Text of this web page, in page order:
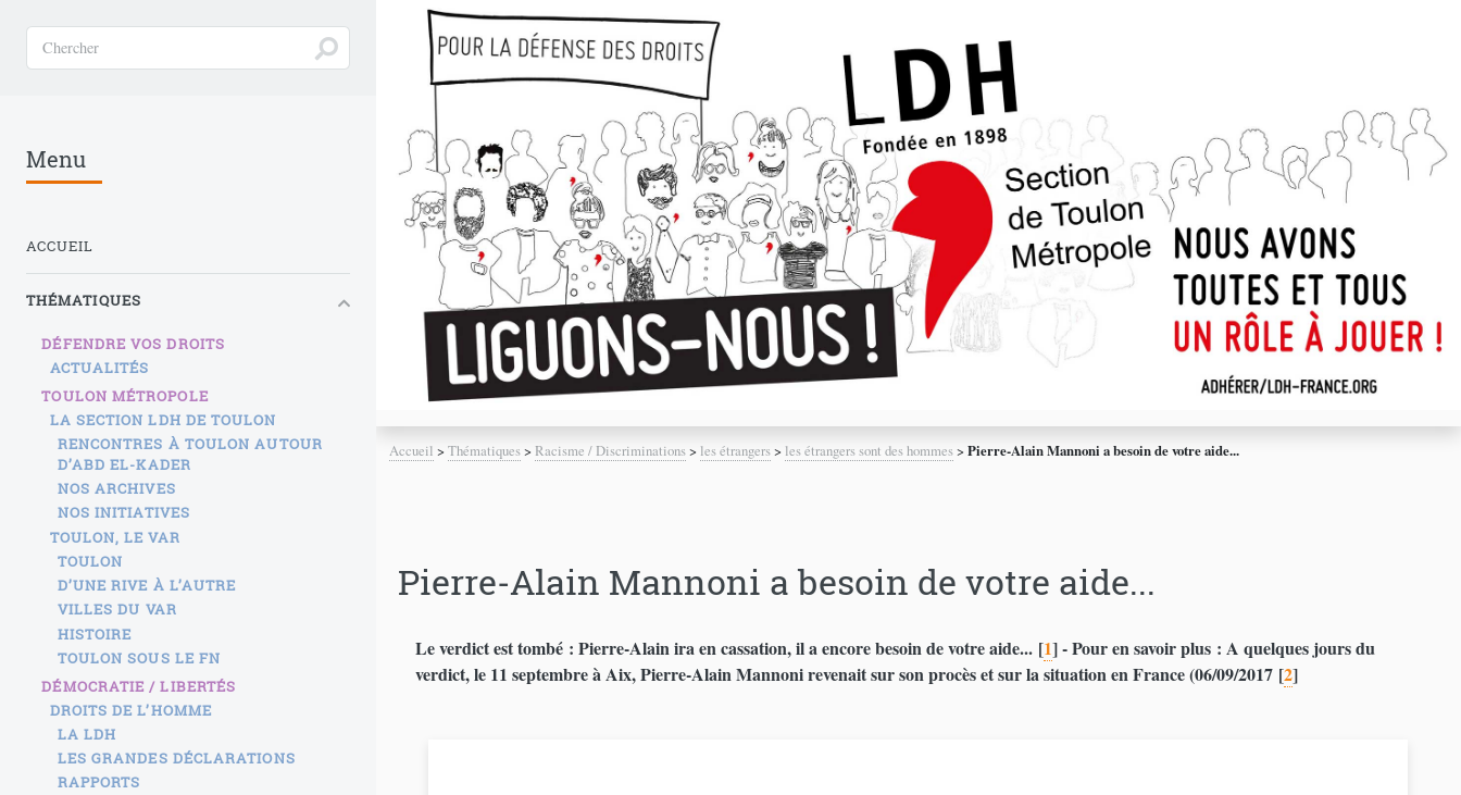
Accueil >Thématiques>Racisme / Discriminations>les étrangers>les étrangers sont des hommes>Pierre-Alain Mannoni a besoin de votre aide...
Pierre-Alain Mannoni a besoin de votre aide...
Le verdict est tombé : Pierre-Alain ira en cassation, il a encore besoin de votre aide...[1]- Pour en savoir plus : A quelques jours du
verdict, le 11 septembre à Aix, Pierre-Alain Mannoni revenait sur son procès et sur la situation en France (06/09/2017[2]
Menu
ACCUEIL
THÉMATIQUES
DÉFENDRE VOS DROITS
ACTUALITÉS
TOULON MÉTROPOLE
LA SECTION LDH DE TOULON
RENCONTRES À TOULON AUTOUR
D’ABD EL-KADER
NOS ARCHIVES
NOS INITIATIVES
TOULON, LE VAR
TOULON
D’UNE RIVE À L’AUTRE
VILLES DU VAR
HISTOIRE
TOULON SOUS LE FN
DÉMOCRATIE / LIBERTÉS
DROITS DE L’HOMME
LA LDH
LES GRANDES DÉCLARATIONS
RAPPORTS